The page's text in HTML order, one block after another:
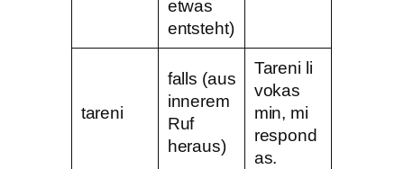
etwas
entsteht)
tareni
falls (aus
innerem
Ruf
heraus)
Tareni li
vokas
min, mi
respond
as.